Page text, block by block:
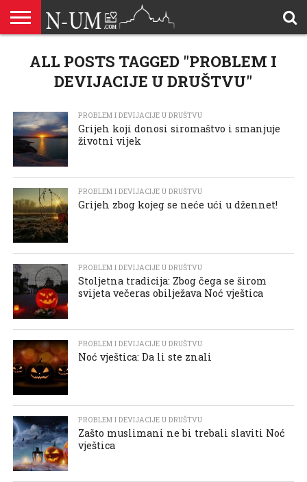
LIJEPA
IMENA
BRAK I
ISLAMSKA
PORODICA
DŽEHENNEM
DŽENNET
DOBROČINSTVO
PREMA
RODITELJIMA
DOVE
I ZIKR
HADŽ
HADISI
HURIJE
HUMANITARNI
KUTAK
ILAHIJE
ISLAMOFOBIJA
IZREKE
I CITATI
KUR’AN
LIJEPI
ISLAM
NAMAZ
ODGOVORI
POKAJNICI
POUČNE
PRIČE I
TEKSTOVI
PRILOZI
POSJETITELJA
PROBLEM
DEVIJACIJE
ŠALJIVE
PRIČE
RAMAZAN
REKAIK
SAVJETI
SIHR I
DŽINNI
SMRT I
SUDNJI
SNOVI
VJEROVJESNICI
ZANIMLJIVOSTI
I NAUKA
ZA
SESTRE
ZDRAVLJE
ALL POSTS TAGGED "PROBLEM I
DEVIJACIJE U DRUŠTVU"
PROBLEM I DEVIJACIJE U DRUŠTVU
Grijeh koji donosi siromaštvo i smanjuje
životni vijek
PROBLEM I DEVIJACIJE U DRUŠTVU
Grijeh zbog kojeg se neće ući u džennet!
PROBLEM I DEVIJACIJE U DRUŠTVU
Stoljetna tradicija: Zbog čega se širom
svijeta večeras obilježava Noć vještica
PROBLEM I DEVIJACIJE U DRUŠTVU
Noć vještica: Da li ste znali
PROBLEM I DEVIJACIJE U DRUŠTVU
Zašto muslimani ne bi trebali slaviti Noć
vještica